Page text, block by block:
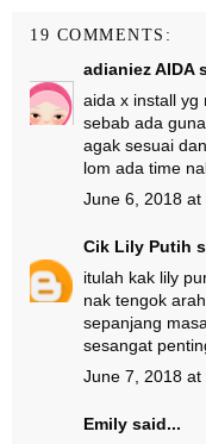
19 COMMENTS:
adianiez AIDA
aida x install yg
sebab ada
agak sesuai
lom ada time
June 6, 2018 at
Cik Lily Putih
itulah kak lily
nak tengok
sepanjang
sesangat
June 7, 2018 at
Emily said...